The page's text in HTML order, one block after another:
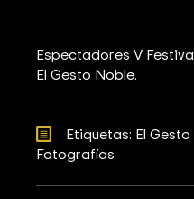
Espectadores V
El Gesto Noble.
Etiquetas: El
Fotografías